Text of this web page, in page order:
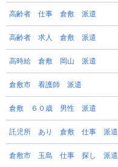
高齢者 仕事 倉敷 派遣
高齢者 求人 倉敷 派遣
高時給 倉敷 岡山 派遣
倉敷市 看護師 派遣
倉敷 ６０歳 男性 派遣
託児所 あり 倉敷 仕事 派遣
倉敷市 玉島 仕事 探し 派遣